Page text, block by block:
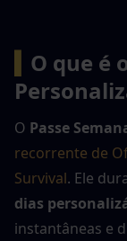
O que é
O Passe
recorrente de
Survival. Ele
dias
instantâneas e